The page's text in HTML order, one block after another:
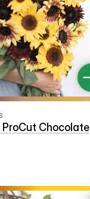
ProCut Chocolate